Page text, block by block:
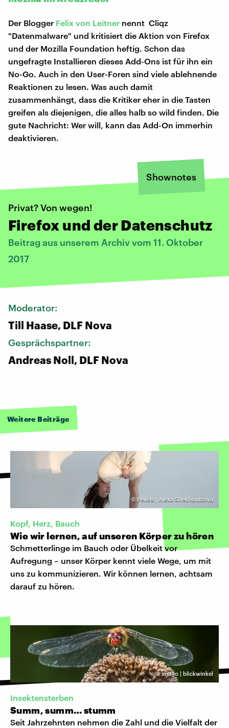
Der Blogger Felix von Leitner nennt Cliqz
"Datenmalware" und kritisiert die Aktion von Firefox
und der Mozilla Foundation heftig. Schon das
ungefragte Installieren dieses Add-Ons ist für ihn ein
No-Go. Auch in den User-Foren sind viele ablehnende
Reaktionen zu lesen. Was auch damit
zusammenhängt, dass die Kritiker eher in die Tasten
greifen als diejenigen, die alles halb so wild finden. Die
gute Nachricht: Wer will, kann das Add-On immerhin
deaktivieren.
Shownotes
Privat? Von wegen!
Firefox und der Datenschutz
Beitrag aus unserem Archiv vom 11. Oktober
2017
Moderator:
Till Haase, DLF Nova
Gesprächspartner:
Andreas Noll, DLF Nova
Weitere Beiträge
© Pexels | Alexa Shekhovtcova
Kopf, Herz, Bauch
Wie wir lernen, auf unseren Körper zu hören
Schmetterlinge im Bauch oder Übelkeit vor
Aufregung – unser Körper kennt viele Wege, um mit
uns zu kommunizieren. Wir können lernen, achtsam
darauf zu hören.
©imago | blickwinkel
Insektensterben
Summ, summ… stumm
Seit Jahrzehnten nehmen die Zahl und die Vielfalt der